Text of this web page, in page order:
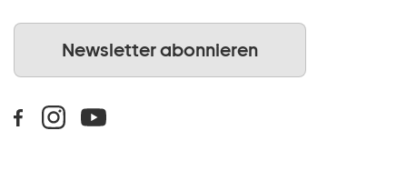
Newsletter abonnieren